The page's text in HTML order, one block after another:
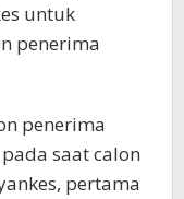
untuk
penerima
penerima
saat calon
pertama